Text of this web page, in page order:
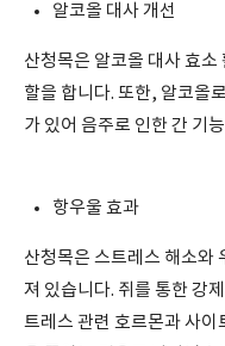
알코올 대사 개선
산청목은 알코올 대사 효
할을 합니다. 또한, 알코올
가 있어 음주로 인한 간 기
항우울 효과
산청목은 스트레스 해소와
져 있습니다. 쥐를 통한 강
트레스 관련 호르몬과 사이